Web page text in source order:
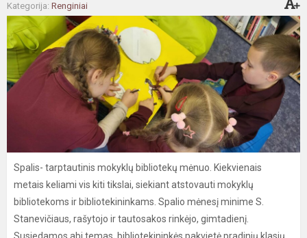
Kategorija: Renginiai
Spalis- tarptautinis mokyklų bibliotekų mėnuo. Kiekvienais
metais keliami vis kiti tikslai, siekiant atstovauti mokyklų
bibliotekoms ir bibliotekininkams. Spalio mėnesį minime S.
Stanevičiaus, rašytojo ir tautosakos rinkėjo, gimtadienį.